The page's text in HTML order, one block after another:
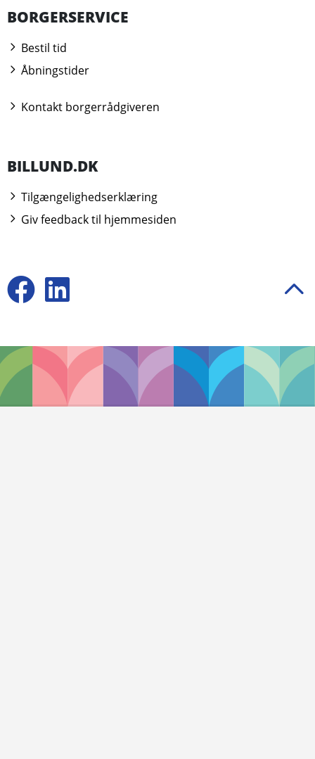
BORGERSERVICE
Bestil tid
Åbningstider
Kontakt borgerrådgiveren
BILLUND.DK
Tilgængelighedserklæring
Giv feedback til hjemmesiden